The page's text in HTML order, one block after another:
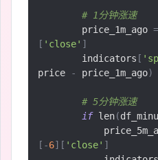
# 1分钟涨速
price_1m_ago =
[ 'close' ]
indicators [
price
- price_1m_ago)
# 5分钟涨速
if len(
[-6][ 'close' ]